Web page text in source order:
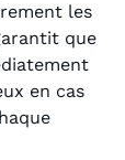
les
que
en cas